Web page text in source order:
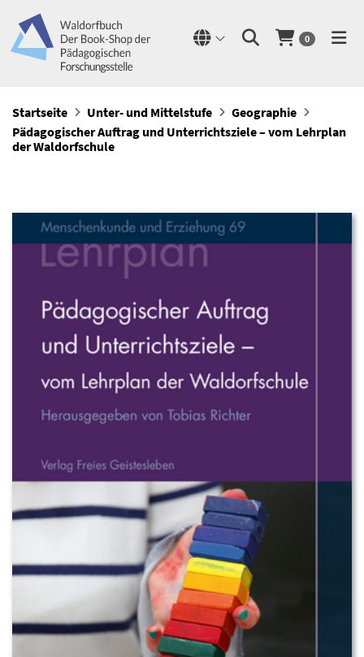
0
Startseite Unter- und Mittelstufe
Geographie
Pädagogischer Auftrag und Unterrichtsziele – vom Lehrplan
der Waldorfschule